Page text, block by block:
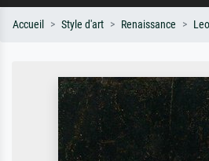
Accueil Style d'art Renaissance